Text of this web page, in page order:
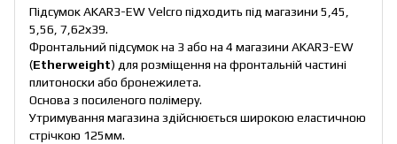
Підсумок AKAR3-EW Velcro підходить під магазини 5,45,
5,56, 7,62х39.
Фронтальний підсумок на 3 або на 4 магазини AKAR3-EW
(Etherweight) для розміщення на фронтальній частині
плитоноски або бронежилета.
Основа з посиленого полімеру.
Утримування магазина здійснюється широкою еластичною
стрічкою 125мм.